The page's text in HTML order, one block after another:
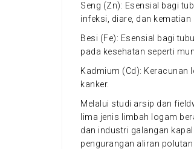
Seng (Zn): Esensial bagi
infeksi, diare, dan kematian
Besi (Fe): Esensial bagi
pada kesehatan seperti
Kadmium (Cd): Keracunan
kanker.
Melalui studi arsip dan
lima jenis limbah logam
dan industri galangan
pengurangan aliran polutan